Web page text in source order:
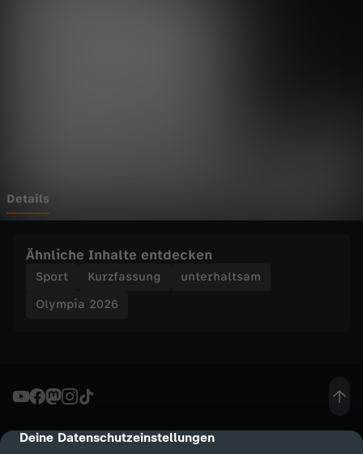
cmp-dialog-description
Deine Datenschutzeinstellungen
V
r
p
t
z
Details
Ähnliche Inhalte entdecken
Sport Kurzfassung
unterhaltsam
Olympia 2026